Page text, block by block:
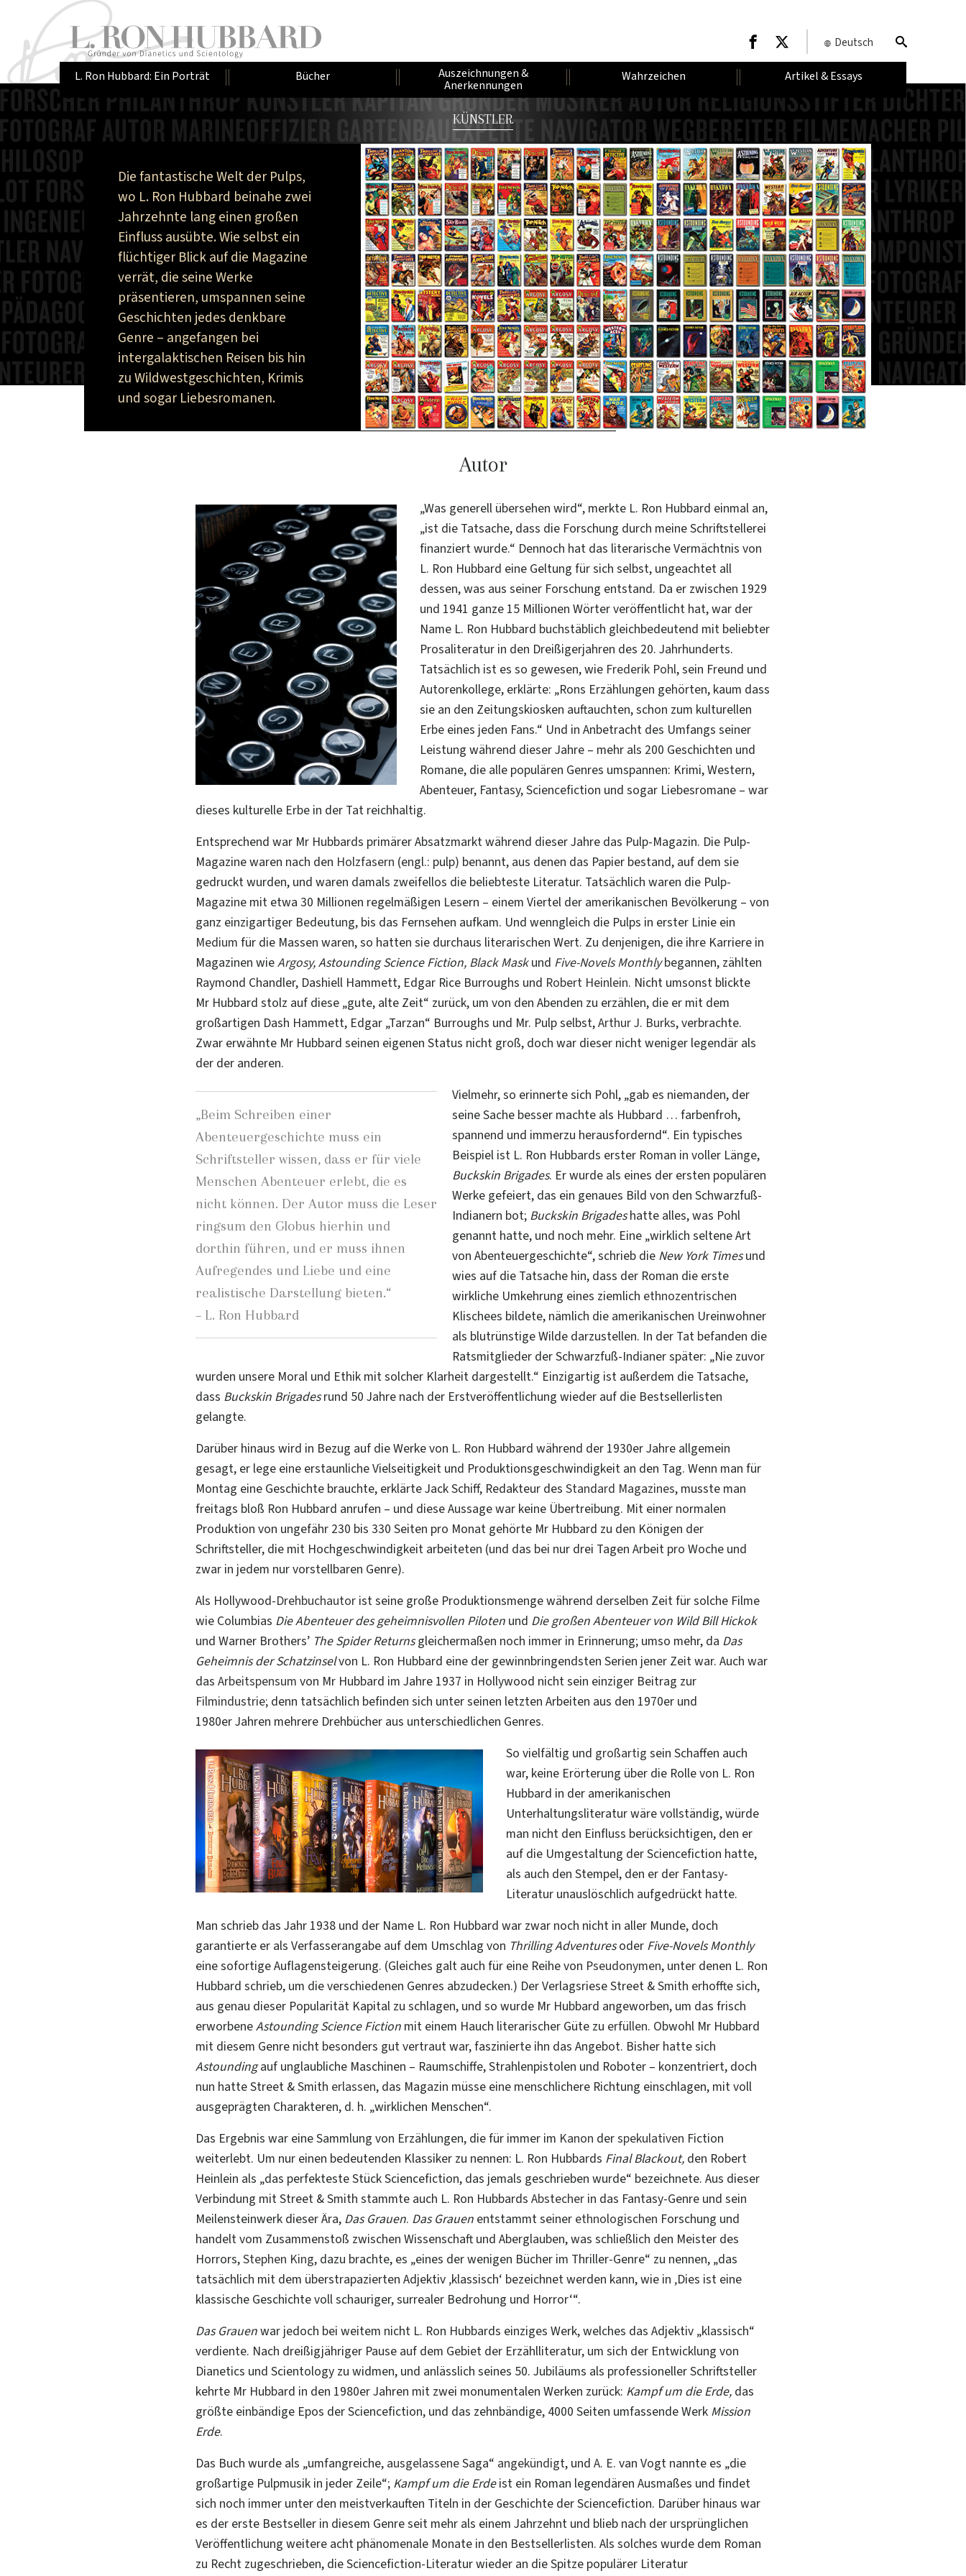
Deutsch
L. Ron Hubbard: Ein Porträt Bücher Auszeichnungen &
Anerkennungen
Wahrzeichen Artikel & Essays
KÜNSTLER
Die fantastische Welt der Pulps,
wo L. Ron Hubbard beinahe zwei
Jahrzehnte lang einen großen
Einfluss ausübte. Wie selbst ein
flüchtiger Blick auf die Magazine
verrät, die seine Werke
präsentieren, umspannen seine
Geschichten jedes denkbare
Genre – angefangen bei
intergalaktischen Reisen bis hin
zu Wildwestgeschichten, Krimis
und sogar Liebesromanen.
Autor
„Was generell übersehen wird“, merkte L. Ron Hubbard einmal an,
„ist die Tatsache, dass die Forschung durch meine Schriftstellerei
finanziert wurde.“ Dennoch hat das literarische Vermächtnis von
L. Ron Hubbard eine Geltung für sich selbst, ungeachtet all
dessen, was aus seiner Forschung entstand. Da er zwischen 1929
und 1941 ganze 15 Millionen Wörter veröffentlicht hat, war der
Name L. Ron Hubbard buchstäblich gleichbedeutend mit beliebter
Prosaliteratur in den Dreißigerjahren des 20. Jahrhunderts.
Tatsächlich ist es so gewesen, wie Frederik Pohl, sein Freund und
Autorenkollege, erklärte: „Rons Erzählungen gehörten, kaum dass
sie an den Zeitungskiosken auftauchten, schon zum kulturellen
Erbe eines jeden Fans.“ Und in Anbetracht des Umfangs seiner
Leistung während dieser Jahre – mehr als 200 Geschichten und
Romane, die alle populären Genres umspannen: Krimi, Western,
Abenteuer, Fantasy, Sciencefiction und sogar Liebesromane – war
dieses kulturelle Erbe in der Tat reichhaltig.
Entsprechend war Mr Hubbards primärer Absatzmarkt während dieser Jahre das Pulp-Magazin. Die Pulp-
Magazine waren nach den Holzfasern (engl.: pulp) benannt, aus denen das Papier bestand, auf dem sie
gedruckt wurden, und waren damals zweifellos die beliebteste Literatur. Tatsächlich waren die Pulp-
Magazine mit etwa 30 Millionen regelmäßigen Lesern – einem Viertel der amerikanischen Bevölkerung – von
ganz einzigartiger Bedeutung, bis das Fernsehen aufkam. Und wenngleich die Pulps in erster Linie ein
Medium für die Massen waren, so hatten sie durchaus literarischen Wert. Zu denjenigen, die ihre Karriere in
Magazinen wieArgosy, Astounding Science Fiction, Black Mask und Five-Novels Monthly begannen, zählten
Raymond Chandler, Dashiell Hammett, Edgar Rice Burroughs und Robert Heinlein. Nicht umsonst blickte
Mr Hubbard stolz auf diese „gute, alte Zeit“ zurück, um von den Abenden zu erzählen, die er mit dem
großartigen Dash Hammett, Edgar „Tarzan“ Burroughs und Mr. Pulp selbst,Arthur J. Burks, verbrachte.
Zwar erwähnte Mr Hubbard seinen eigenen Status nicht groß, doch war dieser nicht weniger legendär als
der der anderen.
„Beim Schreiben einer
Abenteuergeschichte muss ein
Schriftsteller wissen, dass er für viele
Menschen Abenteuer erlebt, die es
nicht können. Der Autor muss die Leser
ringsum den Globus hierhin und
dorthin führen, und er muss ihnen
Aufregendes und Liebe und eine
realistische Darstellung bieten.“
– L. Ron Hubbard
Vielmehr, so erinnerte sich Pohl, „gab es niemanden, der
seine Sache besser machte als Hubbard … farbenfroh,
spannend und immerzu herausfordernd“. Ein typisches
Beispiel ist L. Ron Hubbards erster Roman in voller Länge,
Buckskin Brigades. Er wurde als eines der ersten populären
Werke gefeiert, das ein genaues Bild von den Schwarzfuß-
Indianern bot; Buckskin Brigadeshatte alles, was Pohl
genannt hatte, und noch mehr. Eine „wirklich seltene Art
von Abenteuergeschichte“, schrieb die New York Timesund
wies auf die Tatsache hin, dass der Roman die erste
wirkliche Umkehrung eines ziemlich ethnozentrischen
Klischees bildete, nämlich die amerikanischen Ureinwohner
als blutrünstige Wilde darzustellen. In der Tat befanden die
Ratsmitglieder der Schwarzfuß-Indianer später: „Nie zuvor
wurden unsere Moral und Ethik mit solcher Klarheit dargestellt.“ Einzigartig ist außerdem die Tatsache,
dass Buckskin Brigadesrund 50 Jahre nach der Erstveröffentlichung wieder auf die Bestsellerlisten
gelangte.
Darüber hinaus wird in Bezug auf die Werke von L. Ron Hubbard während der 1930er Jahre allgemein
gesagt, er lege eine erstaunliche Vielseitigkeit und Produktionsgeschwindigkeit an den Tag. Wenn man für
Montag eine Geschichte brauchte, erklärte Jack Schiff, Redakteur des Standard Magazines, musste man
freitags bloß Ron Hubbard anrufen – und diese Aussage war keine Übertreibung. Mit einer normalen
Produktion von ungefähr 230 bis 330 Seiten pro Monat gehörte Mr Hubbard zu den Königen der
Schriftsteller, die mit Hochgeschwindigkeit arbeiteten (und das bei nur drei Tagen Arbeit pro Woche und
zwar in jedem nur vorstellbaren Genre).
Als Hollywood-Drehbuchautor ist seine große Produktionsmenge während derselben Zeit für solche Filme
wie Columbias Die Abenteuer des geheimnisvollen Piloten und Die großen Abenteuer von Wild Bill Hickok
und Warner Brothers’ The Spider Returnsgleichermaßen noch immer in Erinnerung; umso mehr, da Das
Geheimnis der Schatzinselvon L. Ron Hubbard eine der gewinnbringendsten Serien jener Zeit war. Auch war
das Arbeitspensum von Mr Hubbard im Jahre 1937 in Hollywood nicht sein einziger Beitrag zur
Filmindustrie; denn tatsächlich befinden sich unter seinen letzten Arbeiten aus den 1970er und
1980er Jahren mehrere Drehbücher aus unterschiedlichen Genres.
So vielfältig und großartig sein Schaffen auch
war, keine Erörterung über die Rolle von L. Ron
Hubbard in der amerikanischen
Unterhaltungsliteratur wäre vollständig, würde
man nicht den Einfluss berücksichtigen, den er
auf die Umgestaltung der Sciencefiction hatte,
als auch den Stempel, den er der Fantasy-
Literatur unauslöschlich aufgedrückt hatte.
Man schrieb das Jahr 1938 und der Name L. Ron Hubbard war zwar noch nicht in aller Munde, doch
garantierte er als Verfasserangabe auf dem Umschlag von Thrilling Adventuresoder Five-Novels Monthly
eine sofortige Auflagensteigerung. (Gleiches galt auch für eine Reihe von Pseudonymen, unter denen L. Ron
Hubbard schrieb, um die verschiedenen Genres abzudecken.) Der Verlagsriese Street & Smith erhoffte sich,
aus genau dieser Popularität Kapital zu schlagen, und so wurde Mr Hubbard angeworben, um das frisch
erworbeneAstounding Science Fiction mit einem Hauch literarischer Güte zu erfüllen. Obwohl Mr Hubbard
mit diesem Genre nicht besonders gut vertraut war, faszinierte ihn das Angebot. Bisher hatte sich
Astoundingauf unglaubliche Maschinen – Raumschiffe, Strahlenpistolen und Roboter – konzentriert, doch
nun hatte Street & Smith erlassen, das Magazin müsse eine menschlichere Richtung einschlagen, mit voll
ausgeprägten Charakteren, d. h. „wirklichen Menschen“.
Das Ergebnis war eine Sammlung von Erzählungen, die für immer im Kanon derspekulativen Fiction
weiterlebt. Um nur einen bedeutenden Klassiker zu nennen: L. Ron Hubbards Final Blackout, den Robert
Heinlein als „das perfekteste Stück Sciencefiction, das jemals geschrieben wurde“ bezeichnete. Aus dieser
Verbindung mit Street & Smith stammte auch L. Ron Hubbards Abstecher in das Fantasy-Genre und sein
Meilensteinwerk dieser Ära, Das Grauen. Das Grauen entstammt seiner ethnologischen Forschung und
handelt vom Zusammenstoß zwischen Wissenschaft und Aberglauben, was schließlich den Meister des
Horrors,Stephen King, dazu brachte, es „eines der wenigen Bücher im Thriller-Genre“ zu nennen, „das
tatsächlich mit dem überstrapazierten Adjektiv ‚klassisch‘ bezeichnet werden kann, wie in ‚Dies ist eine
klassische Geschichte voll schauriger, surrealer Bedrohung und Horror‘“.
Das Grauenwar jedoch bei weitem nicht L. Ron Hubbards einziges Werk, welches das Adjektiv „klassisch“
verdiente. Nach dreißigjähriger Pause auf dem Gebiet der Erzählliteratur, um sich der Entwicklung von
Dianetics und Scientology zu widmen, und anlässlich seines 50. Jubiläums als professioneller Schriftsteller
kehrte Mr Hubbard in den 1980er Jahren mit zwei monumentalen Werken zurück: Kampf um die Erde, das
größte einbändige Epos der Sciencefiction, und das zehnbändige, 4000 Seiten umfassende Werk Mission
Erde.
Das Buch wurde als „umfangreiche, ausgelasseneSaga“ angekündigt, und A. E. van Vogt nannte es „die
großartige Pulpmusik in jeder Zeile“; Kampf um die Erdeist ein Roman legendären Ausmaßes und findet
sich noch immer unter den meistverkauften Titeln in der Geschichte der Sciencefiction. Darüber hinaus war
es der erste Bestseller in diesem Genre seit mehr als einem Jahrzehnt und blieb nach der ursprünglichen
Veröffentlichung weitere acht phänomenale Monate in den Bestsellerlisten. Als solches wurde dem Roman
zu Recht zugeschrieben, die Sciencefiction-Literatur wieder an die Spitze populärer Literatur